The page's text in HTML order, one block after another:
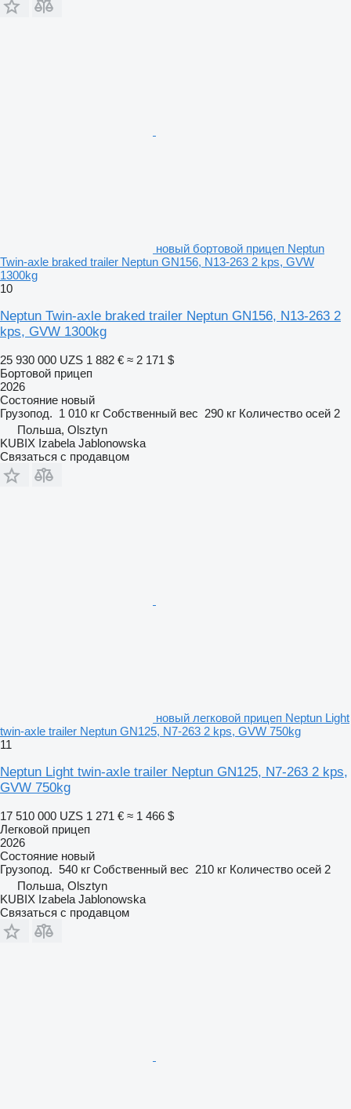
новый бортовой прицеп Neptun
Twin-axle braked trailer Neptun GN156, N13-263 2 kps, GVW
1300kg
10
Neptun Twin-axle braked trailer Neptun GN156, N13-263 2
kps, GVW 1300kg
25 930 000 UZS 1 882 € ≈ 2 171 $
Бортовой прицеп
2026
Состояние новый
Грузопод. 1 010 кг Собственный вес 290 кг Количество осей 2
Польша, Olsztyn
KUBIX Izabela Jablonowska
Связаться с продавцом
новый легковой прицеп Neptun Light
twin-axle trailer Neptun GN125, N7-263 2 kps, GVW 750kg
11
Neptun Light twin-axle trailer Neptun GN125, N7-263 2 kps,
GVW 750kg
17 510 000 UZS 1 271 € ≈ 1 466 $
Легковой прицеп
2026
Состояние новый
Грузопод. 540 кг Собственный вес 210 кг Количество осей 2
Польша, Olsztyn
KUBIX Izabela Jablonowska
Связаться с продавцом